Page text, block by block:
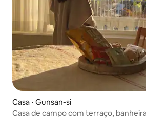
Casa ⋅ Gunsan-si
Casa de campo com terraço,